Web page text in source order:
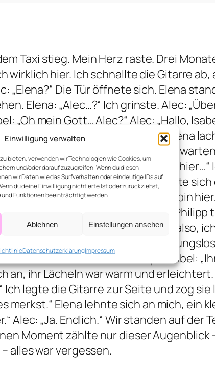
Einwilligung verwalten
bieten, verwenden wir Technologien wie Cookies, um
und/oder darauf zuzugreifen. Wenn du diesen
wir Daten wie das Surfverhalten oder eindeutige IDs auf
du deine Einwilligung nicht erteilst oder zurückziehst,
Funktionen beeinträchtigt werden.
Ablehnen Einstellungen ansehen
DatenschutzerklärungImpressum
Taxi stieg. Mein Herz raste. Drei
wirklich hier. Ich schnallte die Gitarre
„Elena?“ Die Tür öffnete sich. Elena
Elena: „Alec…?“ Ich grinste. Alec:
„Oh mein Gott… Alec?“ Alec: „Hallo,
Studio und… na ja, euch.“ Elena
Ich konnte einfach nicht länger
in die Augen. Elena: „Du bist hier…“
mich ertragen kannst.“ Elena löste sich
Alec: „Ich weiß. Aber ich bin
aus dem Haus. Jennifer und Philipp
Wer… oh, Alec?“ Philipp: „Na also,
Eltern, immer noch leicht
schüttelte lachend den Kopf. Isabel:
an, ihr Lächeln war warm und erleichtert.
legte die Gitarre zur Seite und zog
merkst.“ Elena lehnte sich an mich, ein
Alec: „Ja. Endlich.“ Wir standen auf der
Moment zählte nur dieser Augenblick
alles war vergessen.